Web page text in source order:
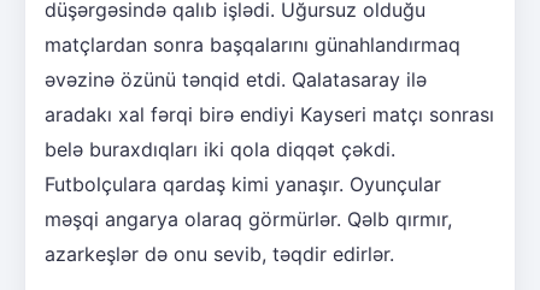
düşərgəsində qalıb işlədi. Uğursuz olduğu
matçlardan sonra başqalarını günahlandırmaq
əvəzinə özünü tənqid etdi. Qalatasaray ilə
aradakı xal fərqi birə endiyi Kayseri matçı sonrası
belə buraxdıqları iki qola diqqət çəkdi.
Futbolçulara qardaş kimi yanaşır. Oyunçular
məşqi angarya olaraq görmürlər. Qəlb qırmır,
azarkeşlər də onu sevib, təqdir edirlər.